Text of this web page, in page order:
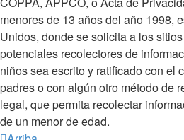
menores de 13 años del año 1998,
Unidos, donde se solicita a los
potenciales recolectores de
niños sea escrito y ratificado con el
padres o con algún otro método de
legal, que permita recolectar
de un menor de edad.